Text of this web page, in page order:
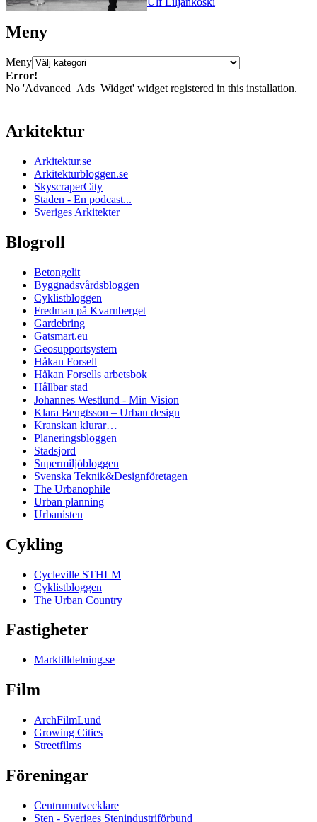
Meny
Meny
Error!
No 'Advanced_Ads_Widget' widget registered in this installation.
Arkitektur
Arkitektur.se
Arkitekturbloggen.se
SkyscraperCity
Staden - En podcast...
Sveriges Arkitekter
Blogroll
Betongelit
Byggnadsvårdsbloggen
Cyklistbloggen
Fredman på Kvarnberget
Gardebring
Gatsmart.eu
Geosupportsystem
Håkan Forsell
Håkan Forsells arbetsbok
Hållbar stad
Johannes Westlund - Min Vision
Klara Bengtsson – Urban design
Kranskan klurar…
Planeringsbloggen
Stadsjord
Supermiljöbloggen
Svenska Teknik&Designföretagen
The Urbanophile
Urban planning
Urbanisten
Cykling
Cycleville STHLM
Cyklistbloggen
The Urban Country
Fastigheter
Marktilldelning.se
Film
ArchFilmLund
Growing Cities
Streetfilms
Föreningar
Centrumutvecklare
Sten - Sveriges Stenindustriförbund